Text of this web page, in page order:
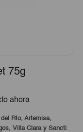
75g
ahora
Río, Artemisa,
Villa Clara y Sancti